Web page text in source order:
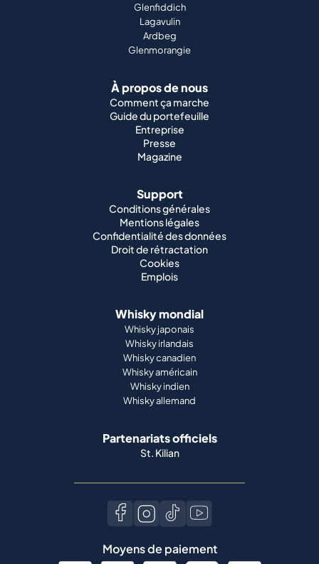
Glenfiddich
Lagavulin
Ardbeg
Glenmorangie
À propos de nous
Comment ça marche
Guide du portefeuille
Entreprise
Presse
Magazine
Support
Conditions générales
Mentions légales
Confidentialité des données
Droit de rétractation
Cookies
Emplois
Whisky mondial
Whisky japonais
Whisky irlandais
Whisky canadien
Whisky américain
Whisky indien
Whisky allemand
Partenariats officiels
St. Kilian
Moyens de paiement